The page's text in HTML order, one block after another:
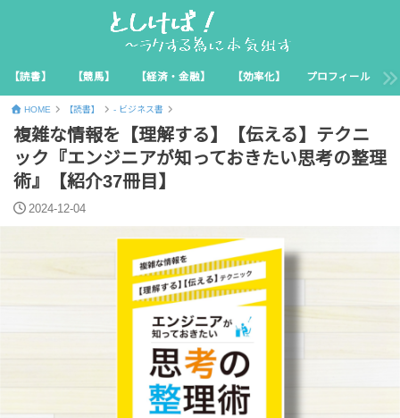
【読書】 【競馬】 【経済・金融】 【効率化】 プロフィール
HOME 【読書】 - ビジネス書
複雑な情報を【理解する】【伝える】テクニ
ック『エンジニアが知っておきたい思考の整理
術』【紹介37冊目】
2024-12-04